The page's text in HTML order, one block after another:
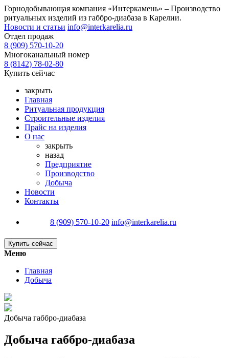
Горнодобывающая компания «Интеркамень» – Производство
ритуальных изделий из габбро-диабаза в Карелии.
Новости и статьи info@interkarelia.ru
Отдел продаж
8 (909) 570-10-20
Многоканальный номер
8 (8142) 78-02-80
Купить сейчас
закрыть
Главная
Ритуальная продукция
Строительные изделия
Прайс на изделия
О нас
закрыть
назад
Предприятие
Производство
Добыча
Новости
Контакты
8 (909) 570-10-20 info@interkarelia.ru
Купить сейчас
Меню
Главная
Добыча
Добыча габбро-диабаза
Добыча габбро-диабаза